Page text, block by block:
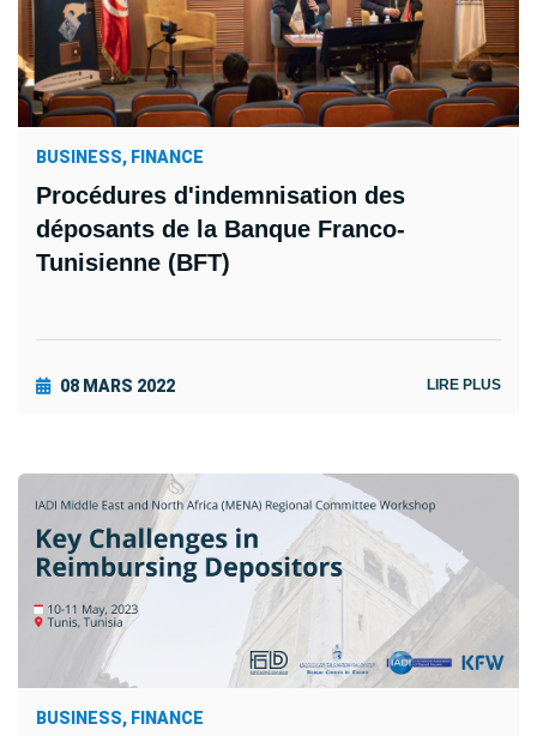
BUSINESS, FINANCE
Procédures d'indemnisation des
déposants de la Banque Franco-
Tunisienne (BFT)
08 MARS 2022 LIRE PLUS
BUSINESS, FINANCE